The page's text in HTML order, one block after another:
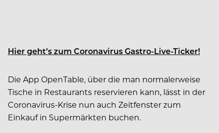
Hier geht’s zum Coronavirus Gastro-Live-Ticker!
Die App OpenTable, über die man normalerweise
Tische in Restaurants reservieren kann, lässt in der
Coronavirus-Krise nun auch Zeitfenster zum
Einkauf in Supermärkten buchen.